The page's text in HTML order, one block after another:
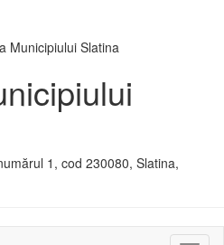
1, cod 230080, Slatina,